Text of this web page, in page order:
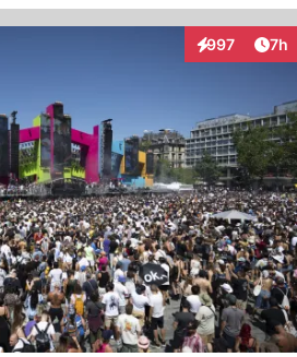
997
Interaktionen
7h